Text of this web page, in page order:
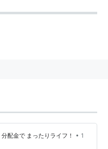
配金で まったりライフ！ • 1